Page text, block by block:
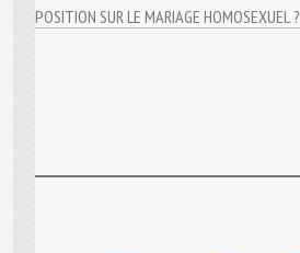
POSITION SUR LE MARIAGE HOMOSEXUEL ?